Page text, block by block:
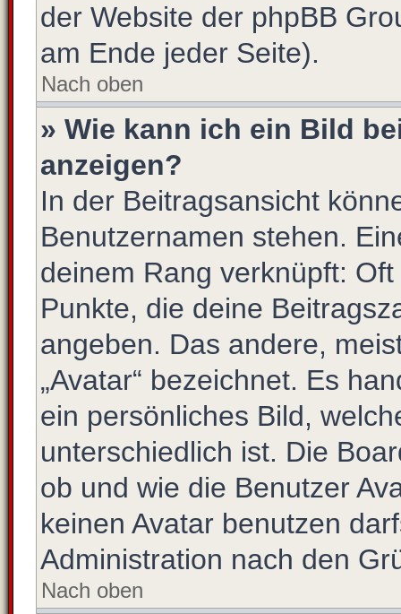
der Website der phpBB
am Ende jeder Seite).
Nach oben
» Wie kann ich ein Bild
anzeigen?
In der Beitragsansicht
Benutzernamen stehen.
deinem Rang verknüpft:
Punkte, die deine
angeben. Das andere,
„Avatar“ bezeichnet. Es
ein persönliches Bild,
unterschiedlich ist. Die
ob und wie die Benutzer
keinen Avatar benutzen
Administration nach den
Nach oben